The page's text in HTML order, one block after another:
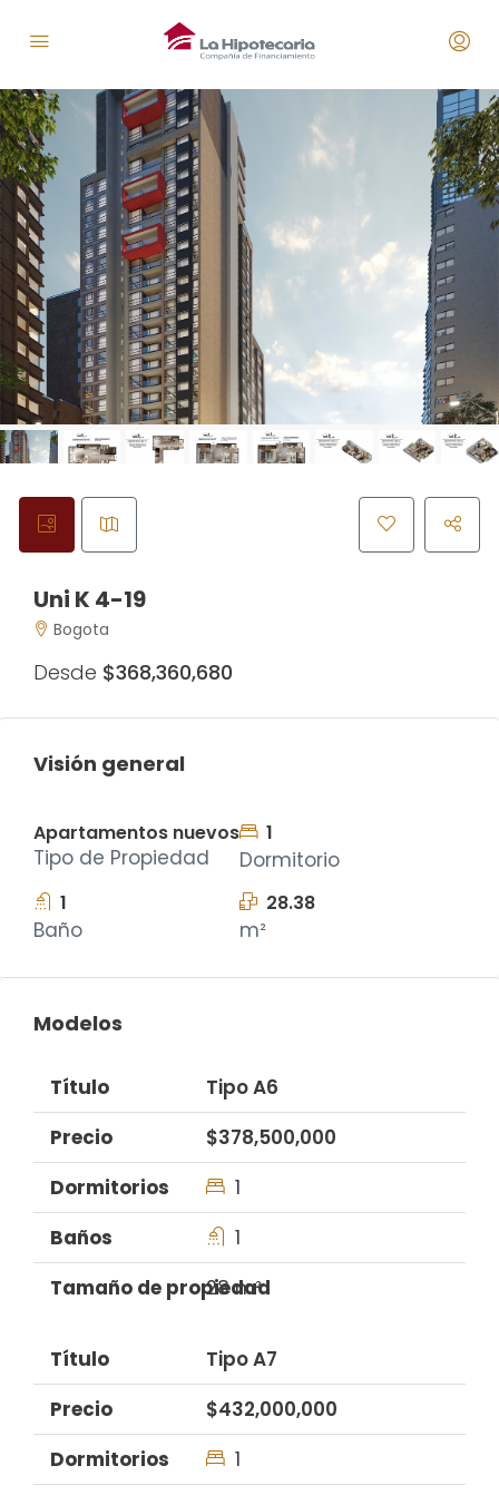
Uni K 4-19
Bogota
Desde $368,360,680
Visión general
Apartamentos nuevos
Tipo de Propiedad
1
Dormitorio
1
Baño
28.38
m²
Modelos
Tipo A6
$378,500,000
1
1
28 m²
Tipo A7
$432,000,000
1